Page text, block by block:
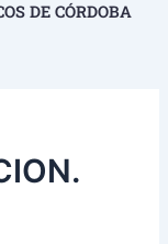
DE CÓRDOBA